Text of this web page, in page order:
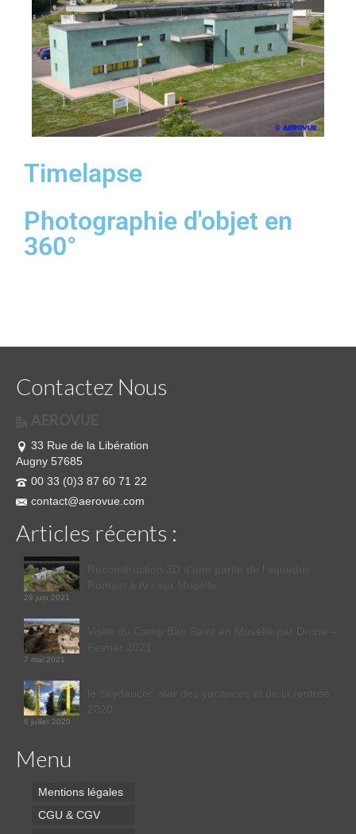
Timelapse
Photographie d'objet en
360°
Contactez Nous
33 Rue de la Libération
Augny 57685
00 33 (0)3 87 60 71 22
contact@aerovue.com
Articles récents :
29 juin 2021
7 mai 2021
6 juillet 2020
Menu
Mentions légales
CGU & CGV